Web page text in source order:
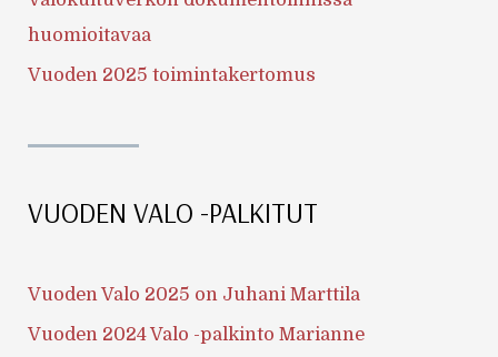
huomioitavaa
Vuoden 2025 toimintakertomus
VUODEN VALO -PALKITUT
Vuoden Valo 2025 on Juhani Marttila
Vuoden 2024 Valo -palkinto Marianne